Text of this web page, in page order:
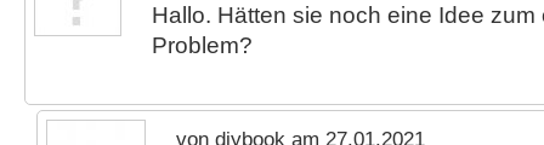
Hallo. Hätten sie noch eine Idee
Problem?
von diybook am 27.01.2021